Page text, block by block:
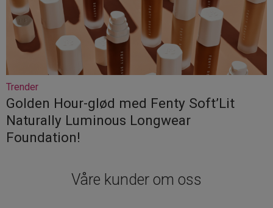
Trender
Golden Hour-glød med Fenty Soft’Lit
Naturally Luminous Longwear
Foundation!
Våre kunder om oss